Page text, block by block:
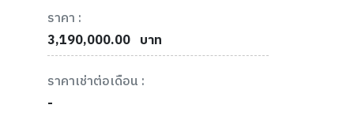
ราคา :
3,190,000.00 บาท
ราคาเช่าต่อเดือน :
-